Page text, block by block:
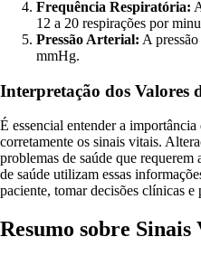
Frequência Respiratória:
12 a 20 respirações por
Pressão Arterial: A
mmHg.
Interpretação dos Valores
É essencial entender a
corretamente os sinais vitais.
problemas de saúde que
de saúde utilizam essas
paciente, tomar decisões clínicas
Resumo sobre Sinais